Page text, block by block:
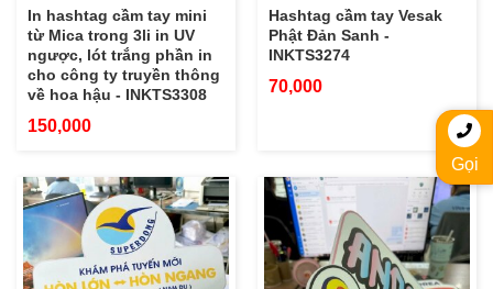
In hashtag cầm tay mini
từ Mica trong 3li in UV
ngược, lót trắng phần in
cho công ty truyền thông
về hoa hậu - INKTS3308
150,000
Hashtag cầm tay Vesak
Phật Đản Sanh -
INKTS3274
70,000
Gọi